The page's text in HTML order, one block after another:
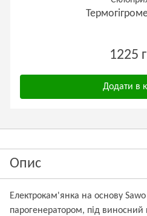
1225
Додати в
Опис
Електрокам'янка на основу
парогенератором, під виносний